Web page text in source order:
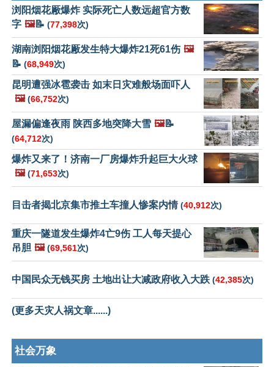
浏阳烟花厰爆炸 实际死亡人数远超官方数
字 🖼️📝 (77,398次)
湖南浏阳烟花厰发生特大爆炸21死61伤 🖼️
📝 (68,949次)
昆明遭强冰雹袭击 如末日灾难般场面吓人
🖼️ (66,752次)
屋漏偏逢夜雨 陕西多地突降大雪 🖼️📝
(64,712次)
爆炸又来了！济南一厂房爆炸升起巨大火球
🖼️ (71,653次)
目击者揭北京集市推土车撞人惨案内情(40,912次)
重庆一隧道发生爆炸4亡9伤 工人每天提心
吊胆 🖼️ (69,561次)
中国民众无钱买房 土地出让大减政府收入大跌 (42,385次)
(更多天灾人祸文章......)
社会万象